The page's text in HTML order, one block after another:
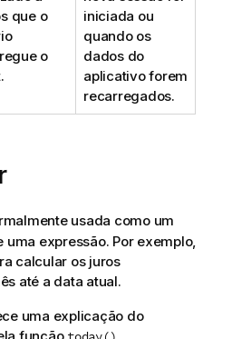
que o
o
iniciada ou
quando os
dados do
aplicativo forem
recarregados.
usada como um
expressão. Por exemplo,
calcular os juros
até a data atual.
uma explicação do